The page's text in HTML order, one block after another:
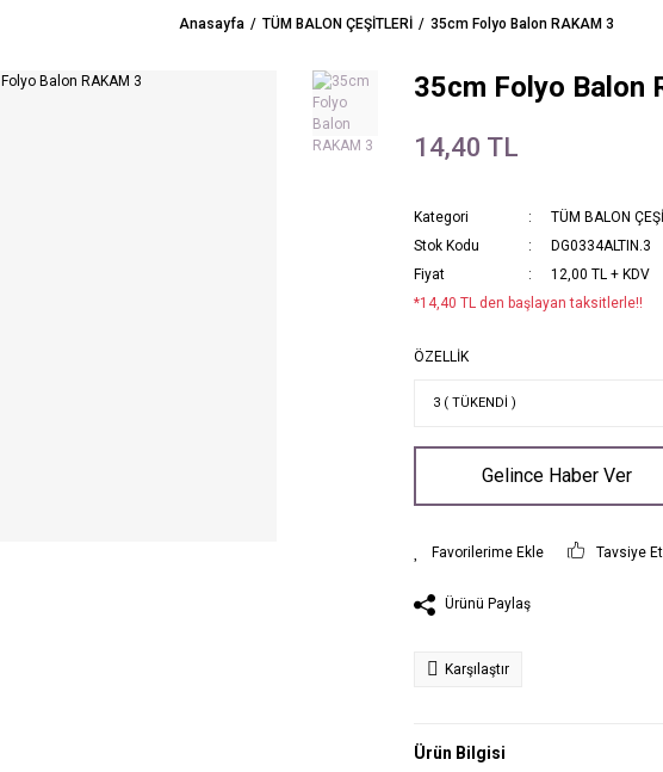
Anasayfa TÜM BALON ÇEŞİTLERİ 35cm Folyo Balon RAKAM 3
35cm Folyo Balon
14,40 TL
Kategori
TÜM BALON
Stok Kodu
DG0334ALTIN.3
Fiyat
12,00 TL + KDV
*14,40 TL den başlayan taksitlerle!!
ÖZELLİK
Gelince Haber Ver
Tavsiye Et
Ürünü Paylaş
Karşılaştır
Ürün Bilgisi